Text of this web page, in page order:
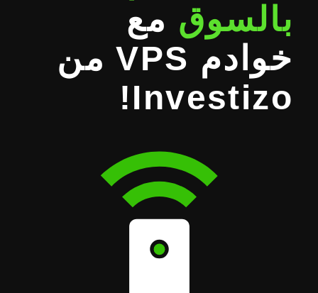
بالسوق مع
خوادم VPS من
Investizo!